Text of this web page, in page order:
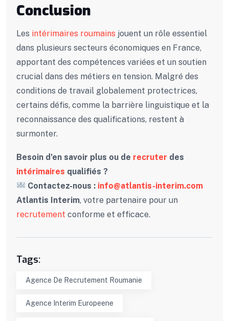
Conclusion
Les intérimaires roumains jouent un rôle essentiel
dans plusieurs secteurs économiques en France,
apportant des compétences variées et un soutien
crucial dans des métiers en tension. Malgré des
conditions de travail globalement protectrices,
certains défis, comme la barrière linguistique et la
reconnaissance des qualifications, restent à
surmonter.
Besoin d’en savoir plus ou de recruter des
intérimaires qualifiés ?
Contactez-nous : info@atlantis-interim.com
Atlantis Interim, votre partenaire pour un
recrutement conforme et efficace.
Tags:
Agence De Recrutement Roumanie
Agence Interim Europeene